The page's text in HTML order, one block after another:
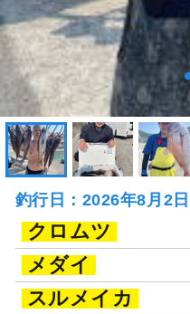
釣行日：2026年8月2
クロムツ
メダイ
スルメイカ